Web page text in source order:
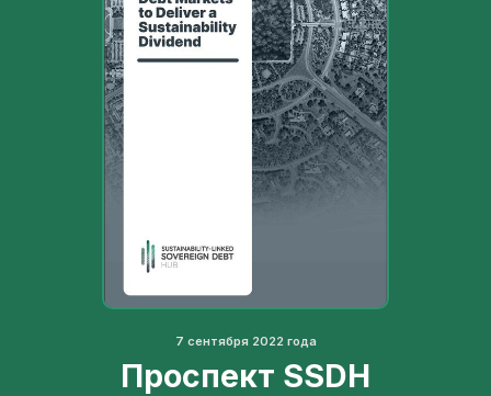
7 сентября 2022 года
Проспект SSDH